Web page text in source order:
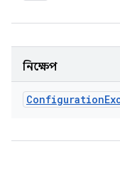
নিক্ষেপ
Configuration